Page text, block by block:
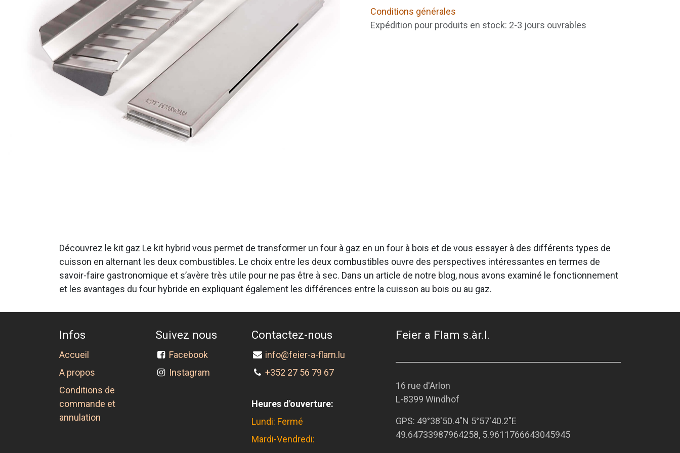
Conditions générales
Expédition pour produits en stock: 2-3 jours ouvrables
Découvrez le kit gaz Le kit hybrid vous permet de transformer un four à gaz en un four à bois et de vous essayer à des différents types de
cuisson en alternant les deux combustibles. Le choix entre les deux combustibles ouvre des perspectives intéressantes en termes de
savoir-faire gastronomique et s’avère très utile pour ne pas être à sec. Dans un article de notre blog, nous avons examiné le fonctionnement
et les avantages du four hybride en expliquant également les différences entre la cuisson au bois ou au gaz.
Infos
Accueil
A propos
Conditions de
commande et
annulation
Suivez nous
Facebook
Instagram
Contactez-nous
info@feier-a-flam.lu
+352 27 56 79 67
Heures d'ouverture:
Lundi: Fermé
Mardi-Vendredi:
Feier a Flam s.àr.l.
16 rue d'Arlon
L-8399 Windhof
GPS: 49°38'50.4"N 5°57'40.2"E
49.64733987964258, 5.9611766643045945